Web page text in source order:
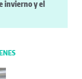
invierno y el